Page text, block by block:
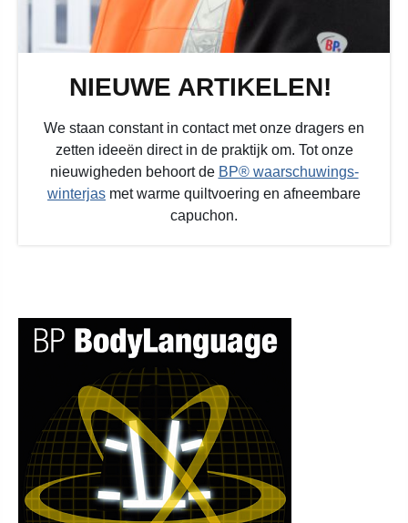
NIEUWE ARTIKELEN!
We staan constant in contact met onze dragers en
zetten ideeën direct in de praktijk om. Tot onze
nieuwigheden behoort de BP® waarschuwings-
winterjas met warme quiltvoering en afneembare
capuchon.